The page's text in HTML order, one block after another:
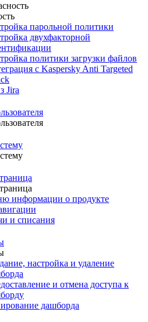
парольной политики
двухфакторной
политики загрузки файлов
с Kaspersky Anti Targeted
Jira
информации о продукте
и списания
настройка и удаление
и отмена доступа к
дашборда